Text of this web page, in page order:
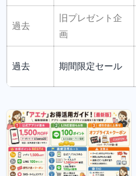
過去
旧プレゼント企
画
過去 期間限定セール